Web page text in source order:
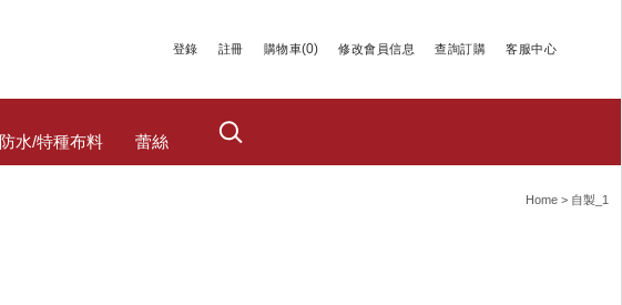
登錄 註冊 購物車(0) 修改會員信息 查詢訂購 客服中心
防水/特種布料 蕾絲
Home > 自製_1